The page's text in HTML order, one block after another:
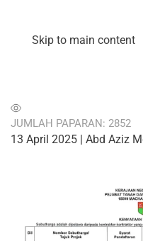
Skip to main content
JUMLAH PAPARAN: 2852
13 April 2025 | Abd Aziz